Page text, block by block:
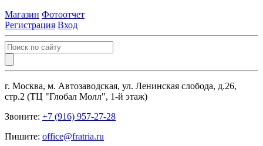
Магазин Фотоотчет
Регистрация Вход
г. Москва, м. Автозаводская, ул. Ленинская слобода, д.26,
стр.2 (ТЦ "Глобал Молл", 1-й этаж)
Звоните: +7 (916) 957-27-28
Пишите: office@fratria.ru